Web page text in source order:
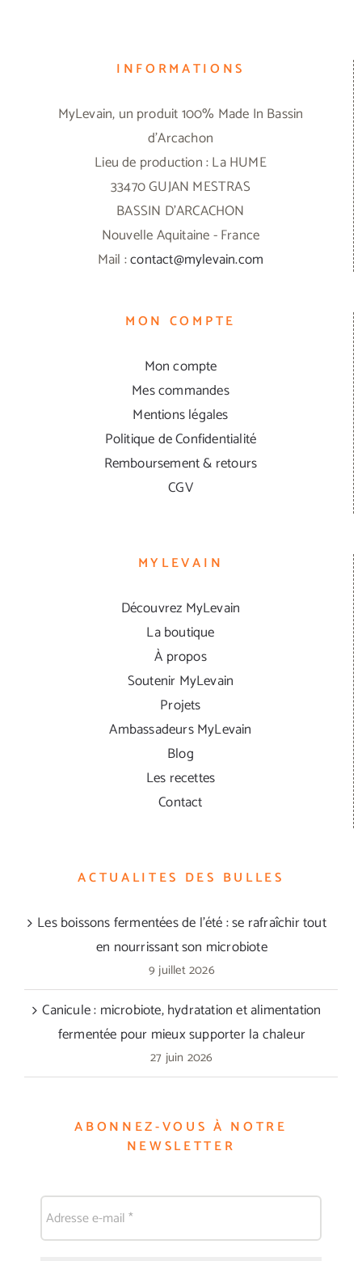
INFORMATIONS
MyLevain, un produit 100% Made In Bassin
d'Arcachon
Lieu de production : La HUME
33470 GUJAN MESTRAS
BASSIN D'ARCACHON
Nouvelle Aquitaine - France
Mail :contact@mylevain.com
MON COMPTE
Mon compte
Mes commandes
Mentions légales
Politique de Confidentialité
Remboursement & retours
CGV
MYLEVAIN
Découvrez MyLevain
La boutique
À propos
Soutenir MyLevain
Projets
Ambassadeurs MyLevain
Blog
Les recettes
Contact
ACTUALITES DES BULLES
Les boissons fermentées de l’été : se rafraîchir tout
en nourrissant son microbiote
9 juillet 2026
Canicule : microbiote, hydratation et alimentation
fermentée pour mieux supporter la chaleur
27 juin 2026
ABONNEZ-VOUS À NOTRE
NEWSLETTER